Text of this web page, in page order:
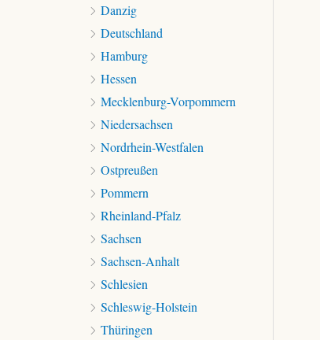
Danzig
Deutschland
Hamburg
Hessen
Mecklenburg-Vorpommern
Niedersachsen
Nordrhein-Westfalen
Ostpreußen
Pommern
Rheinland-Pfalz
Sachsen
Sachsen-Anhalt
Schlesien
Schleswig-Holstein
Thüringen